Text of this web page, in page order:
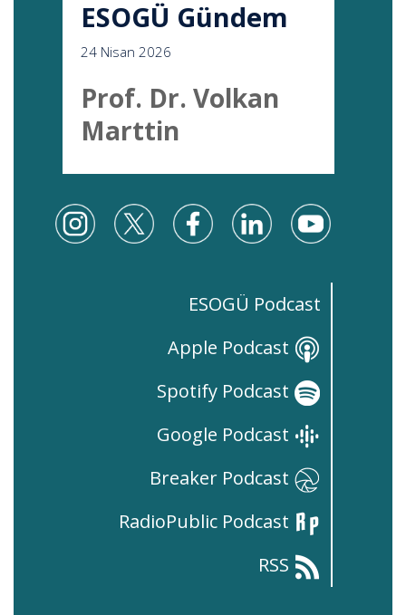
ESOGÜ Gündem
24 Nisan 2026
Prof. Dr. Volkan
Marttin
ESOGÜ Podcast
Apple Podcast
Spotify Podcast
Google Podcast
Breaker Podcast
RadioPublic Podcast
RSS